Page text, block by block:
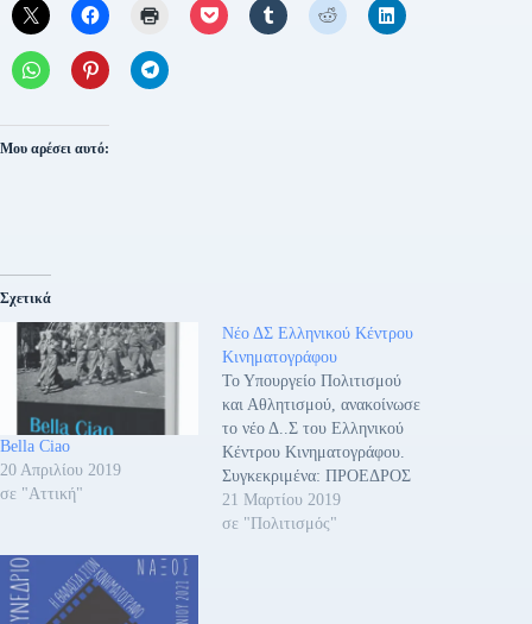
Μου αρέσει αυτό:
Σχετικά
Bella Ciao
20 Απριλίου 2019
σε "Αττική"
Νέο ΔΣ Ελληνικού Κέντρου
Κινηματογράφου
Το Υπουργείο Πολιτισμού
και Αθλητισμού, ανακοίνωσε
το νέο Δ..Σ του Ελληνικού
Κέντρου Κινηματογράφου.
Συγκεκριμένα: ΠΡΟΕΔΡΟΣ
Ο Βασίλης Βαφέας,
σκηνοθέτης, σεναριογράφος,
21 Μαρτίου 2019
σε "Πολιτισμός"